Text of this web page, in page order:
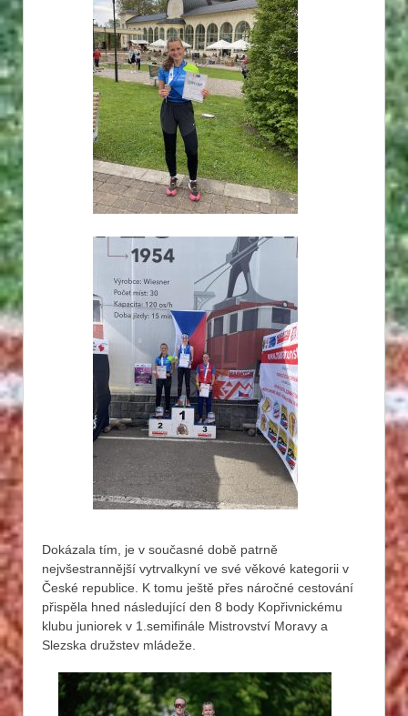
Dokázala tím, je v současné době patrně
nejvšestrannější vytrvalkyní ve své věkové kategorii v
České republice. K tomu ještě přes náročné cestování
přispěla hned následující den 8 body Kopřivnickému
klubu juniorek v 1.semifinále Mistrovství Moravy a
Slezska družstev mládeže.